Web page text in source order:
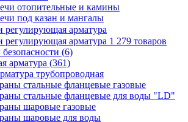
отопительные и камины
под казан и мангалы
регулирующая арматура
регулирующая арматура 1 279 товаров
(6)
арматура (361)
трубопроводная
стальные фланцевые газовые
стальные фланцевые для воды "LD"
шаровые газовые
шаровые для воды